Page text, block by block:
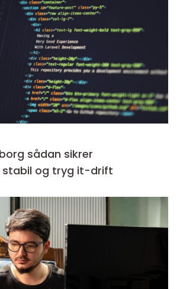
sikrer
stabil og tryg it-drift